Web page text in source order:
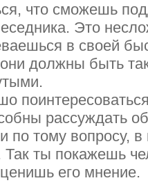
что сможешь
Это
в своей
они должны быть
рассуждать
по тому вопросу,
ты покажешь
его мнение.